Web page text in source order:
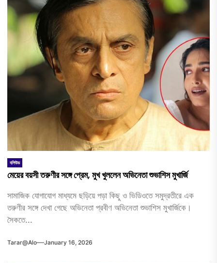
বলিউড
মেয়ের বয়সী তরুণীর সঙ্গে প্রেম, মুখ খুললেন অভিনেতা শুভাশিস মুখার্জি
সামাজিক যোগাযোগ মাধ্যমে ছড়িয়ে পড়া কিছু ও ভিডিওতে সমুদ্রতীরে এক
তরুণীর সঙ্গে দেখা গেছে অভিনেতা প্রবীণ অভিনেতা শুভাশিস মুখার্জিকে।
সৈকতে...
Tarar@alo January 16, 2026